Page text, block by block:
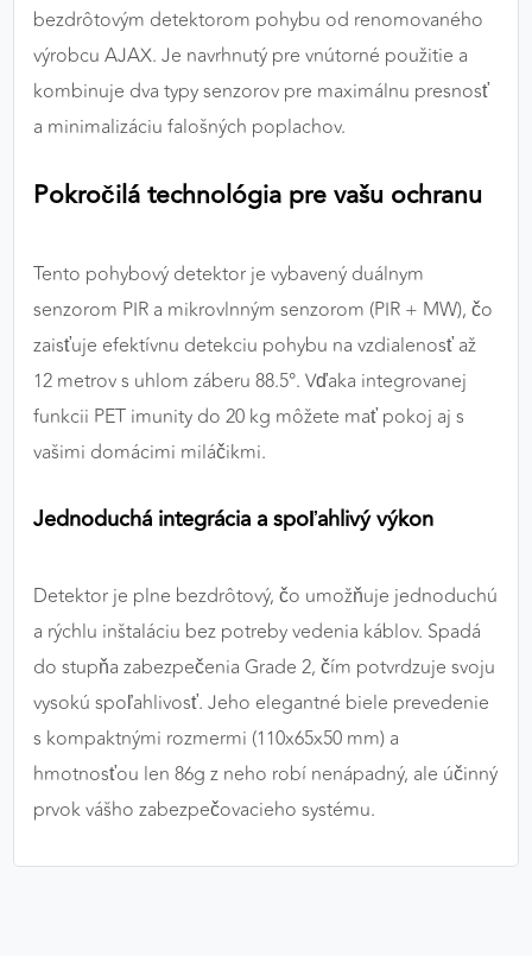
bezdrôtovým detektorom pohybu od renomovaného
výrobcu AJAX. Je navrhnutý pre vnútorné použitie a
kombinuje dva typy senzorov pre maximálnu presnosť
a minimalizáciu falošných poplachov.
Pokročilá technológia pre vašu ochranu
Tento pohybový detektor je vybavený duálnym
senzorom PIR a mikrovlnným senzorom (PIR + MW), čo
zaisťuje efektívnu detekciu pohybu na vzdialenosť až
12 metrov s uhlom záberu 88.5°. Vďaka integrovanej
funkcii PET imunity do 20 kg môžete mať pokoj aj s
vašimi domácimi miláčikmi.
Jednoduchá integrácia a spoľahlivý výkon
Detektor je plne bezdrôtový, čo umožňuje jednoduchú
a rýchlu inštaláciu bez potreby vedenia káblov. Spadá
do stupňa zabezpečenia Grade 2, čím potvrdzuje svoju
vysokú spoľahlivosť. Jeho elegantné biele prevedenie
s kompaktnými rozmermi (110x65x50 mm) a
hmotnosťou len 86g z neho robí nenápadný, ale účinný
prvok vášho zabezpečovacieho systému.
výkon a funkčnosť našich stránok.
Google Analytics
Poskytovateľ: Google
správania používateľov naprieč webovými
stránkami. Umožňujú nám a našim partnerom
zobrazovať cielenú a relevantnú reklamu, a to na
našom webe aj v reklamných sieťach tretích strán.
Google Ads